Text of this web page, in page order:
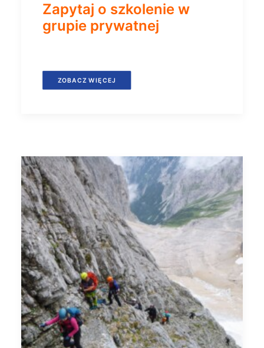
Zapytaj o szkolenie w
grupie prywatnej
ZOBACZ WIĘCEJ